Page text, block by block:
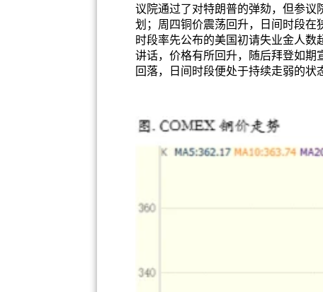
议院通过了对特朗普的弹劾，但参议
划；周四铜价震荡回升，日间时段在
时段率先公布的美国初请失业金人
讲话，价格有所回升，随后拜登如期
回落，日间时段便处于持续走弱的状